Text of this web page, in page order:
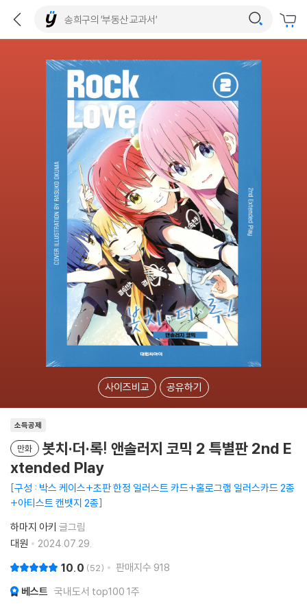
사이즈비교 공유하기
소득공제
만화
봇치·더·록! 앤솔러지 코믹 2 특별판 2nd E
xtended Play
구성 : 박스 케이스+초판 한정 일러스트 카드+홀로그램 일러스카드 2종
+아티스트 캔뱃지 2종
하마지 아키 글그림
대원
2024.07.29.
10.0 52 판매지수 918
베스트 국내도서 top100 1주